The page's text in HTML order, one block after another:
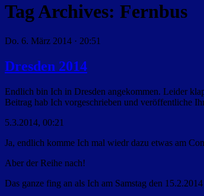
Tag Archives: Fernbus
Do. 6. März 2014 · 20:51
Dresden 2014
Endlich bin Ich in Dresden angekommen. Leider
Beitrag hab Ich vorgeschrieben und veröffentliche
5.3.2014, 00:21
Ja, endlich komme Ich mal wiedr dazu etwas am
Aber der Reihe nach!
Das ganze fing an als Ich am Samstag den 15.2.2014